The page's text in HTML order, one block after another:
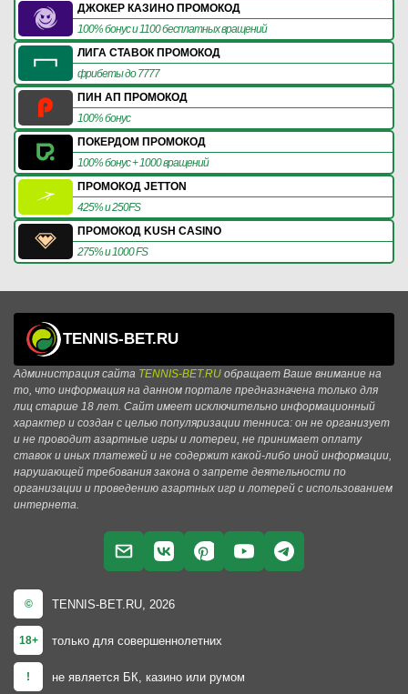
ДЖОКЕР КАЗИНО ПРОМОКОД
100% бонус и 1100 бесплатных вращений
ЛИГА СТАВОК ПРОМОКОД
фрибеты до 7777
ПИН АП ПРОМОКОД
100% бонус
ПОКЕРДОМ ПРОМОКОД
100% бонус + 1000 вращений
ПРОМОКОД JETTON
425% и 250FS
ПРОМОКОД KUSH CASINO
275% и 1000 FS
TENNIS-BET.RU
Администрация сайта TENNIS-BET.RU обращает Ваше внимание на
то, что информация на данном портале предназначена только для
лиц старше 18 лет. Сайт имеет исключительно информационный
характер и создан с целью популяризации тенниса: он не организует
и не проводит азартные игры и лотереи, не принимает оплату
ставок и иных платежей и не содержит какой-либо иной информации,
нарушающей требования закона о запрете деятельности по
организации и проведению азартных игр и лотерей с использованием
интернета.
© TENNIS-BET.RU, 2026
18+ только для совершеннолетних
! не является БК, казино или румом